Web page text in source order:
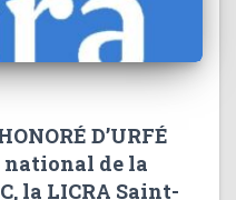
D’URFÉ
de la
la LICRA Saint-